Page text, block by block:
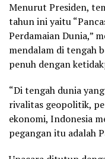
Menurut Presiden,
tahun ini yaitu
Perdamaian Dunia,”
mendalam di tengah
penuh dengan
“Di tengah dunia
rivalitas geopolitik,
ekonomi, Indonesia
pegangan itu adalah